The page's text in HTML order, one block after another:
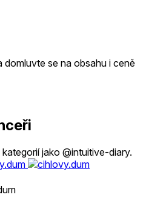
domluvte se na obsahu i ceně
jako @intuitive-diary.